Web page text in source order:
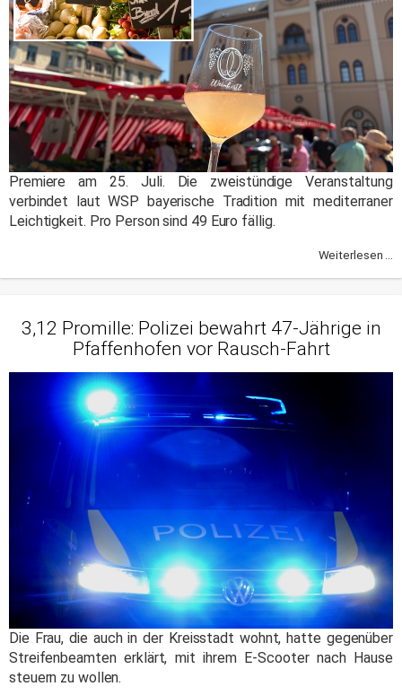
Premiere am 25. Juli. Die zweistündige Veranstaltung
verbindet laut WSP bayerische Tradition mit mediterraner
Leichtigkeit. Pro Person sind 49 Euro fällig.
Weiterlesen ...
3,12 Promille: Polizei bewahrt 47-Jährige in
Pfaffenhofen vor Rausch-Fahrt
Die Frau, die auch in der Kreisstadt wohnt, hatte gegenüber
Streifenbeamten erklärt, mit ihrem E-Scooter nach Hause
steuern zu wollen.